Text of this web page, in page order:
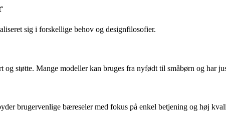
sig i forskellige behov og designfilosofier.
støtte. Mange modeller kan bruges fra nyfødt til småbørn og har
brugervenlige bæreseler med fokus på enkel betjening og høj